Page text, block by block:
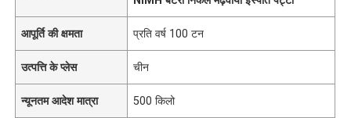
आपूर्ति की क्षमता प्रति वर्ष 100 टन
उत्पत्ति के प्लेस चीन
न्यूनतम आदेश मात्रा 500 किलो